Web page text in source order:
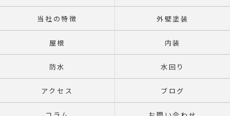
当社の特徴 外壁塗装
屋根 内装
防水 水回り
アクセス ブログ